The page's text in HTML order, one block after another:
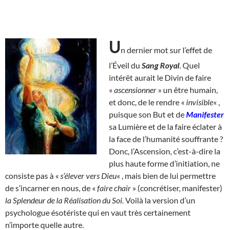
Un dernier mot sur l’effet de
l’Éveil du Sang Royal . Quel
intérêt aurait le Divin de faire
« ascensionner » un être humain,
et donc, de le rendre « invisible« ,
puisque son But et deManifester
sa Lumière et de la faire éclater à
la face de l’humanité souffrante ?
Donc, l’Ascension, c’est-à-dire la
plus haute forme d’initiation, ne
consiste pas à « s’élever vers Dieu« , mais bien de lui permettre
de s’incarner en nous, de « faire chair » (concrétiser, manifester)
la Splendeur de la Réalisation du Soi. Voilà la version d’un
psychologue ésotériste qui en vaut très certainement
n’importe quelle autre.